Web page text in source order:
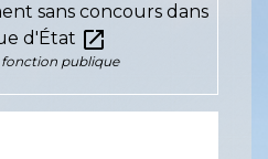
sans concours dans
d'État open_in_new
fonction publique